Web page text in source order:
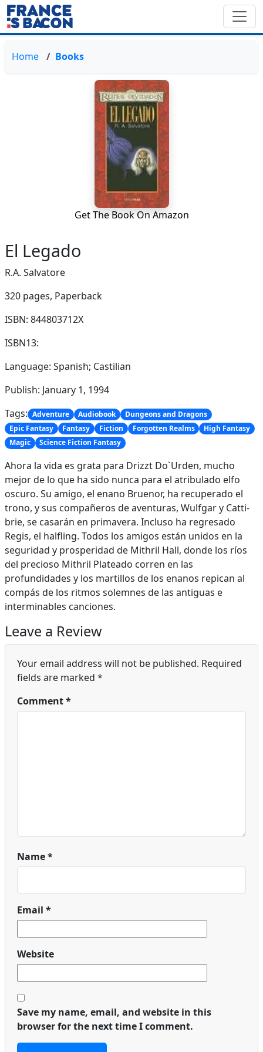
Home Books
Get The Book On Amazon
El Legado
R.A. Salvatore
320 pages, Paperback
ISBN: 844803712X
ISBN13:
Language: Spanish; Castilian
Publish: January 1, 1994
Tags: Adventure Audiobook
Dungeons and Dragons
Epic Fantasy
Fantasy Fiction Forgotten Realms
High Fantasy
Magic
Science Fiction Fantasy
Ahora la vida es grata para Drizzt Do`Urden, mucho
mejor de lo que ha sido nunca para el atribulado elfo
oscuro. Su amigo, el enano Bruenor, ha recuperado el
trono, y sus compañeros de aventuras, Wulfgar y Catti-
brie, se casarán en primavera. Incluso ha regresado
Regis, el halfling. Todos los amigos están unidos en la
seguridad y prosperidad de Mithril Hall, donde los ríos
del precioso Mithril Plateado corren en las
profundidades y los martillos de los enanos repican al
compás de los ritmos solemnes de las antiguas e
interminables canciones.
Leave a Review
Your email address will not be published. Required
fields are marked *
Comment*
Name*
Email *
Website
Save my name, email, and website in this
browser for the next time I comment.